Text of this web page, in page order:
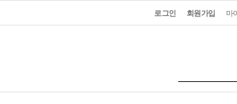
로그인 회원가입 마